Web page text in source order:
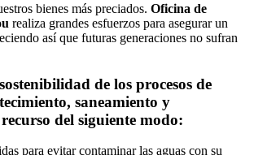
bienes más preciados. Oficina de
realiza grandes esfuerzos para asegurar un
así que futuras generaciones no sufran
de los procesos de
saneamiento y
del siguiente modo:
para evitar contaminar las aguas con su